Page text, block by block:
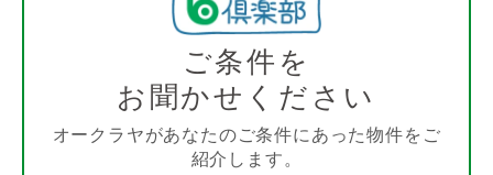
ご条件を
お聞かせください
オークラヤがあなたのご条件にあった物件をご
紹介します。